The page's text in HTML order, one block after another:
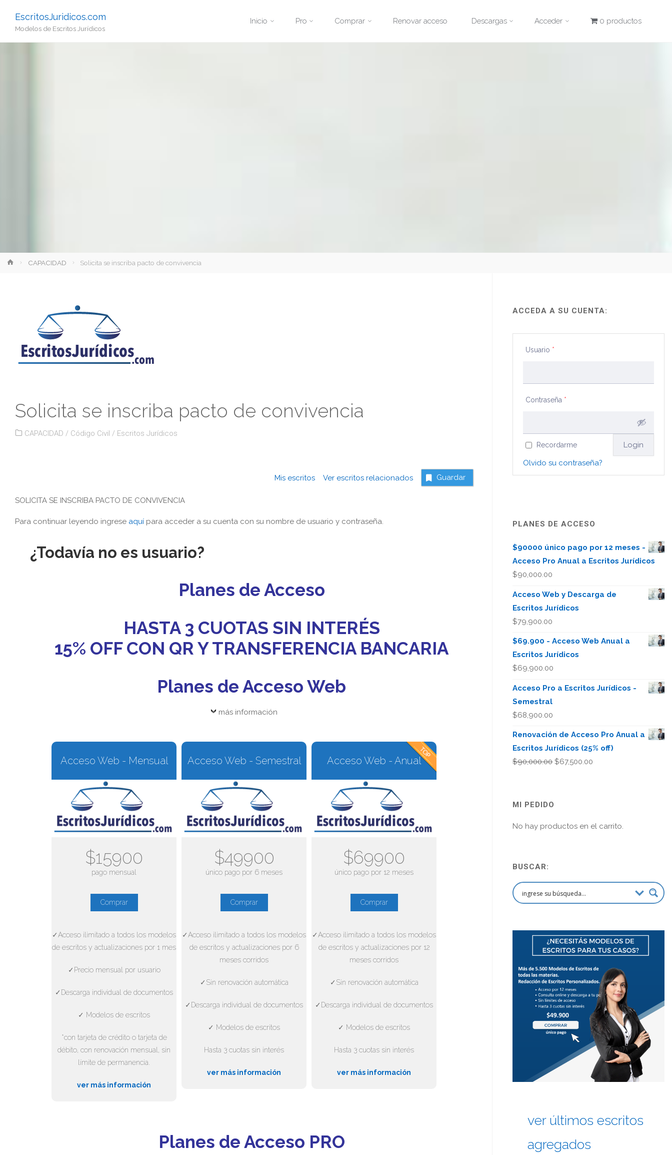
EscritosJuridicos.com
Modelos de Escritos Jurídicos
Inicio Pro Comprar Renovar acceso Descargas Acceder 0 productos
InicioCAPACIDAD Solicita se inscriba pacto de convivencia
Solicita se inscriba pacto de convivencia
CAPACIDAD / Código Civil / Escritos Jurídicos
Mis escritosVer escritos relacionados Guardar
SOLICITA SE INSCRIBA PACTO DE CONVIVENCIA
Para continuar leyendo ingrese aquí para acceder a su cuenta con su nombre de usuario y contraseña.
¿Todavía no es usuario?
Planes de Acceso
HASTA 3 CUOTAS SIN INTERÉS
15% OFF CON QR Y TRANSFERENCIA BANCARIA
Planes de Acceso Web
más información
Acceso Web - Mensual
$15900
pago mensual
Comprar
✓Acceso ilimitado a todos los modelos
de escritos y actualizaciones por 1 mes
✓Precio mensual por usuario
✓Descarga individual de documentos
✓ Modelos de escritos
*con tarjeta de crédito o tarjeta de
débito, con renovación mensual, sin
límite de permanencia.
ver más información
Acceso Web - Semestral
$49900
único pago por 6 meses
Comprar
✓Acceso ilimitado a todos los modelos
de escritos y actualizaciones por 6
meses corridos
✓Sin renovación automática
✓Descarga individual de documentos
✓ Modelos de escritos
Hasta 3 cuotas sin interés
ver más información
Acceso Web - Anual
$69900
único pago por 12 meses
Comprar
✓Acceso ilimitado a todos los modelos
de escritos y actualizaciones por 12
meses corridos
✓Sin renovación automática
✓Descarga individual de documentos
✓ Modelos de escritos
Hasta 3 cuotas sin interés
ver más información
Planes de Acceso PRO
ACCEDA A SU CUENTA:
Usuario *
Contraseña *
Recordarme
Olvido su contraseña?
PLANES DE ACCESO
$90000 único pago por 12 meses -
Acceso Pro Anual a Escritos Jurídicos
$90,000.00
Acceso Web y Descarga de
Escritos Jurídicos
$79,900.00
$69.900 - Acceso Web Anual a
Escritos Jurídicos
$69,900.00
Acceso Pro a Escritos Jurídicos -
Semestral
$68,900.00
Renovación de Acceso Pro Anual a
Escritos Jurídicos (25% off)
$90,000.00 El
$67,500.00
MI PEDIDO
No hay productos en el carrito.
BUSCAR:
ver últimos escritos
agregados